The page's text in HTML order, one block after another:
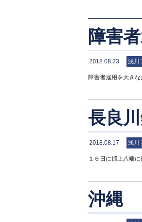
障害
2018.08.23 浅川
障害者雇用を大き
長良
2018.08.17 浅川
１６日に郡上八幡
沖縄